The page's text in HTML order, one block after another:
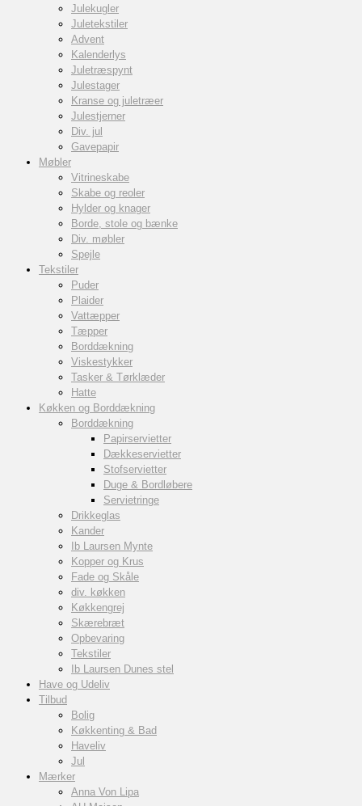
Julekugler
Juletekstiler
Advent
Kalenderlys
Juletræspynt
Julestager
Kranse og juletræer
Julestjerner
Div. jul
Gavepapir
Møbler
Vitrineskabe
Skabe og reoler
Hylder og knager
Borde, stole og bænke
Div. møbler
Spejle
Tekstiler
Puder
Plaider
Vattæpper
Tæpper
Borddækning
Viskestykker
Tasker & Tørklæder
Hatte
Køkken og Borddækning
Borddækning
Papirservietter
Dækkeservietter
Stofservietter
Duge & Bordløbere
Servietringe
Drikkeglas
Kander
Ib Laursen Mynte
Kopper og Krus
Fade og Skåle
div. køkken
Køkkengrej
Skærebræt
Opbevaring
Tekstiler
Ib Laursen Dunes stel
Have og Udeliv
Tilbud
Bolig
Køkkenting & Bad
Haveliv
Jul
Mærker
Anna Von Lipa